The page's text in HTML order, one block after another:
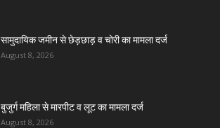
सामुदायिक जमीन से छेड़छाड़ व चोरी का मामला दर्ज
August 8, 2026
बुजुर्ग महिला से मारपीट व लूट का मामला दर्ज
August 8, 2026